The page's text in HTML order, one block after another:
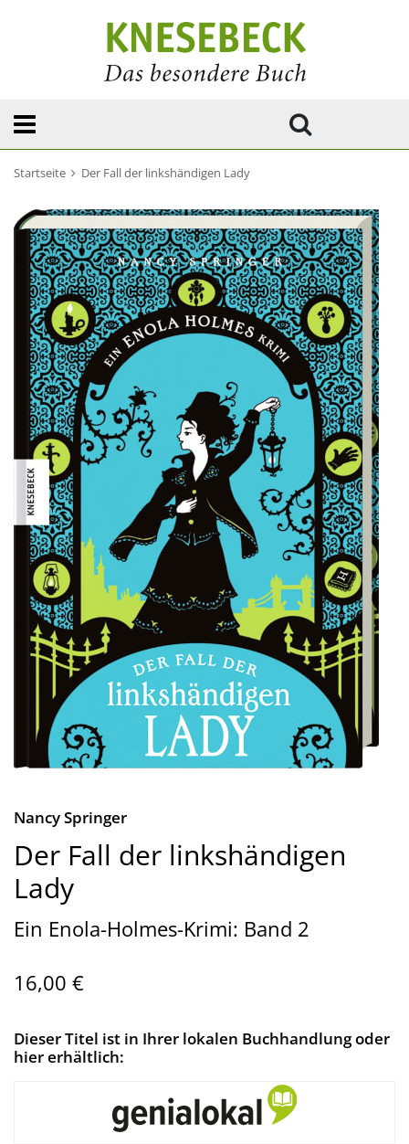
Startseite Der Fall der linkshändigen Lady
Nancy Springer
Der Fall der linkshändigen
Lady
Ein Enola-Holmes-Krimi: Band 2
16,00 €
Dieser Titel ist in Ihrer lokalen Buchhandlung oder
hier erhältlich: